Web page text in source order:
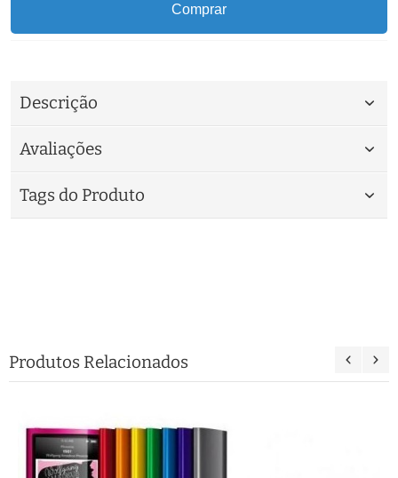
Comprar
Descrição
Avaliações
Tags do Produto
Produtos Relacionados